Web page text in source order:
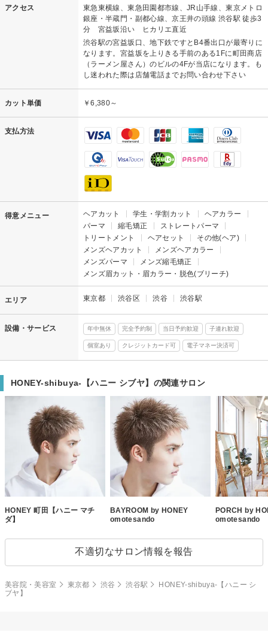
アクセス
東急東横線、東急田園都市線、JR山手線、東京メトロ
銀座・半蔵門・副都心線、京王井の頭線 渋谷駅 徒歩3
分 宮益坂沿い ヒカリエ直近
渋谷駅の宮益坂口、地下鉄ですとB4番出口が最寄りに
なります。宮益坂を上りきる手前のある1Fに町田商店
（ラーメン屋さん）のビルの4Fが当店になります。も
し迷われた際は店舗電話までお問い合わせ下さい
カット単価 ￥6,380～
支払方法
得意メニュー ヘアカット 学生・学割カット
ヘアカラー
パーマ
縮毛矯正
ストレートパーマ
トリートメント
ヘアセット
その他(ヘア)
メンズヘアカット
メンズヘアカラー
メンズパーマ
メンズ縮毛矯正
メンズ眉カット・眉カラー・脱色(ブリーチ)
エリア 東京都 渋谷区 渋谷 渋谷駅
設備・サービス 年中無休 完全予約制 当日予約歓迎 子連れ歓迎
個室あり クレジットカード可 電子マネー決済可
HONEY-shibuya-【ハニー シブヤ】の関連サロン
HONEY 町田【ハニー マチ
ダ】
BAYROOM by HONEY
omotesando
PORCH by
omotesando
不適切なサロン情報を報告
美容院・美容室 東京都 渋谷 渋谷駅
HONEY-shibuya-【ハニー シ
ブヤ】